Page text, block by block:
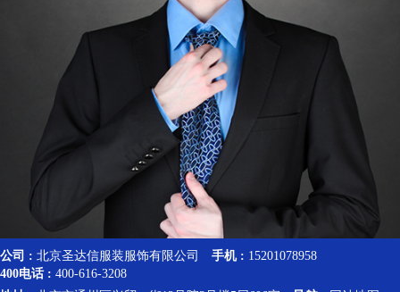
公司 : 北京圣达信服装服饰有限公司 手机 : 15201078958
400电话 : 400-616-3208